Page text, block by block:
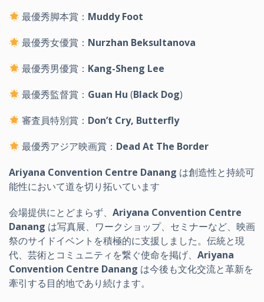
最優秀脚本賞： Muddy Foot
最優秀女優賞： Nurzhan Beksultanova
最優秀男優賞： Kang-Sheng Lee
最優秀監督賞： Guan Hu (Black Dog)
審査員特別賞： Don’t Cry, Butterfly
最優秀アジア映画賞： Dead At The Border
Ariyana Convention Centre Danang は創造性と持続可
能性において道を切り拓いています
会場提供にとどまらず、 Ariyana Convention Centre
Danang は写真展、ワークショップ、セミナーなど、映画
祭のサイドイベントを積極的に支援しました。伝統と現
代、芸術とコミュニティを繋ぐ使命を掲げ、 Ariyana
Convention Centre Danang は今後も文化交流と革新を
牽引する目的地であり続けます。